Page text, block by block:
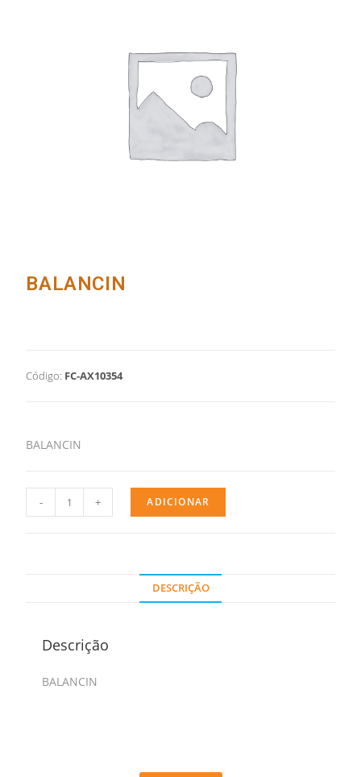
BALANCIN
Código: FC-AX10354
BALANCIN
- + ADICIONAR
DESCRIÇÃO
Descrição
BALANCIN